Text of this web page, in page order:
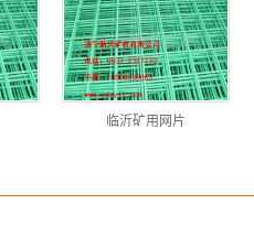
临沂矿用网片